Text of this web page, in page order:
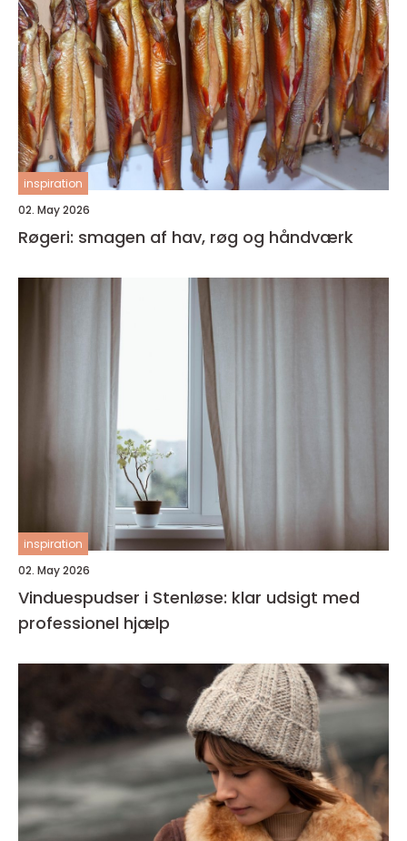
inspiration
02. May 2026
Røgeri: smagen af hav, røg og håndværk
inspiration
02. May 2026
Vinduespudser i Stenløse: klar udsigt med
professionel hjælp